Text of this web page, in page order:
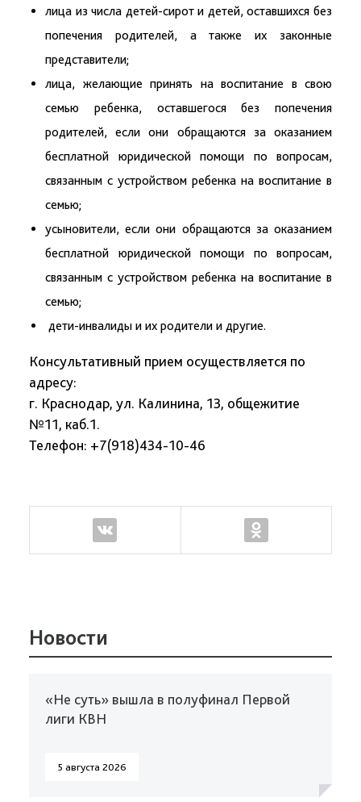
лица из числа детей-сирот и детей, оставшихся без
попечения родителей, а также их законные
представители;
лица, желающие принять на воспитание в свою
семью ребенка, оставшегося без попечения
родителей, если они обращаются за оказанием
бесплатной юридической помощи по вопросам,
связанным с устройством ребенка на воспитание в
семью;
усыновители, если они обращаются за оказанием
бесплатной юридической помощи по вопросам,
связанным с устройством ребенка на воспитание в
семью;
дети-инвалиды и их родители и другие.
Консультативный прием осуществляется по
адресу:
г. Краснодар, ул. Калинина, 13, общежитие
№11, каб.1.
Телефон: +7(918)434-10-46
Новости
«Не суть» вышла в полуфинал Первой
лиги КВН
5 августа 2026